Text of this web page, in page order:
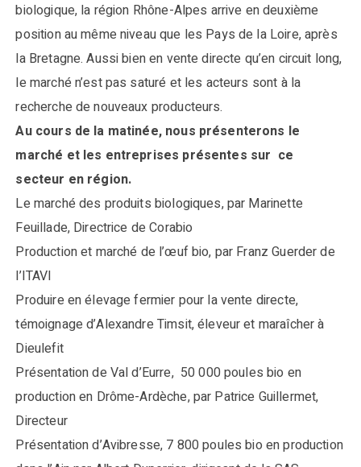
biologique, la région Rhône-Alpes arrive en deuxième
position au même niveau que les Pays de la Loire, après
la Bretagne. Aussi bien en vente directe qu’en circuit long,
le marché n’est pas saturé et les acteurs sont à la
recherche de nouveaux producteurs.
Au cours de la matinée, nous présenterons le
marché et les entreprises présentes sur ce
secteur en région.
Le marché des produits biologiques, par Marinette
Feuillade, Directrice de Corabio
Production et marché de l’œuf bio, par Franz Guerder de
l’ITAVI
Produire en élevage fermier pour la vente directe,
témoignage d’Alexandre Timsit, éleveur et maraîcher à
Dieulefit
Présentation de Val d’Eurre, 50 000 poules bio en
production en Drôme-Ardèche, par Patrice Guillermet,
Directeur
Présentation d’Avibresse, 7 800 poules bio en production